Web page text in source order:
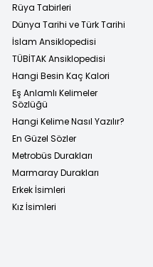
Rüya Tabirleri
Dünya Tarihi ve Türk Tarihi
İslam Ansiklopedisi
TÜBİTAK Ansiklopedisi
Hangi Besin Kaç Kalori
Eş Anlamlı Kelimeler
Sözlüğü
Hangi Kelime Nasıl Yazılır?
En Güzel Sözler
Metrobüs Durakları
Marmaray Durakları
Erkek İsimleri
Kız İsimleri